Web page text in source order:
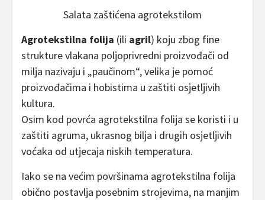
Salata zaštićena agrotekstilom
Agrotekstilna folija (ili agril) koju zbog fine
strukture vlakana poljoprivredni proizvođači od
milja nazivaju i „paučinom“, velika je pomoć
proizvođačima i hobistima u zaštiti osjetljivih
kultura.
Osim kod povrća agrotekstilna folija se koristi i u
zaštiti agruma, ukrasnog bilja i drugih osjetljivih
voćaka od utjecaja niskih temperatura.
Iako se na većim površinama agrotekstilna folija
obično postavlja posebnim strojevima, na manjim